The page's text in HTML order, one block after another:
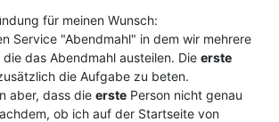
für meinen Wunsch:
Service "Abendmahl" in dem wir mehrere
die das Abendmahl austeilen. Die erste
die Aufgabe zu beten.
aber, dass die erste Person nicht genau
ob ich auf der Startseite von